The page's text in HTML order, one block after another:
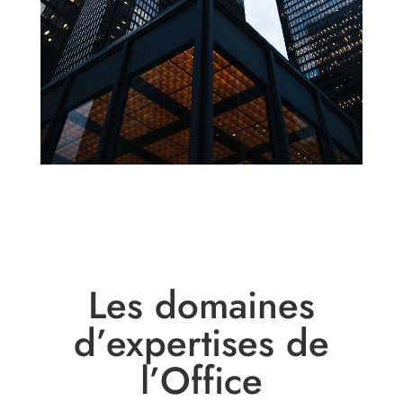
Les domaines
d’expertises de
l’Office